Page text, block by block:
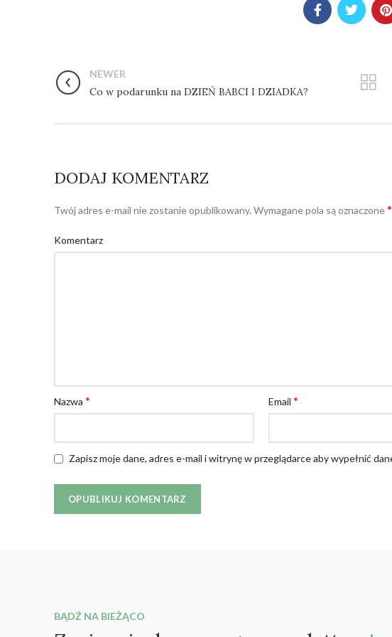
NEWER
Co w podarunku na DZIEŃ BABCI I DZIADKA?
DODAJ KOMENTARZ
Twój adres e-mail nie zostanie opublikowany. Wymagane pola są oznaczone*
Komentarz
Nazwa * Email*
Zapisz moje dane, adres e-mail i witrynę w przeglądarce aby wypełnić
BĄDŹ NA BIEŻĄCO